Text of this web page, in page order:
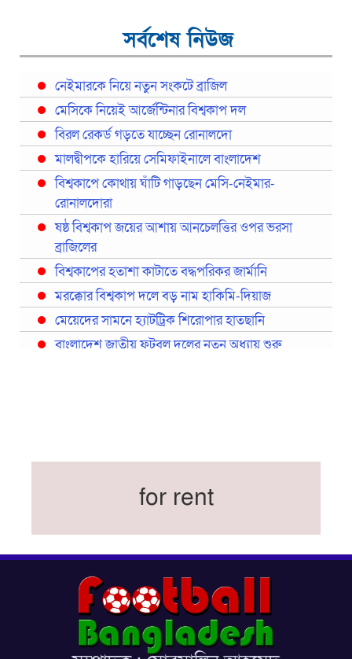
সর্বশেষ নিউজ
নেইমারকে নিয়ে নতুন সংকটে ব্রাজিল
মেসিকে নিয়েই আর্জেন্টিনার বিশ্বকাপ দল
বিরল রেকর্ড গড়তে যাচ্ছেন রোনালদো
মালদ্বীপকে হারিয়ে সেমিফাইনালে বাংলাদেশ
বিশ্বকাপে কোথায় ঘাঁটি গাড়ছেন মেসি-নেইমার-
রোনালদোরা
ষষ্ঠ বিশ্বকাপ জয়ের আশায় আনচেলত্তির ওপর ভরসা
ব্রাজিলের
বিশ্বকাপের হতাশা কাটাতে বদ্ধপরিকর জার্মানি
মরক্কোর বিশ্বকাপ দলে বড় নাম হাকিমি-দিয়াজ
মেয়েদের সামনে হ্যাটট্রিক শিরোপার হাতছানি
বাংলাদেশ জাতীয় ফুটবল দলের নতুন অধ্যায় শুরু
সরিয়ে নিয়েছে ইরান
বর্ষসেরা ক্রীড়াবিদ ও পপুলার চয়েজসহ ফুটবলার হামজা
ব্রাজিলের বিশ্বকাপ দলে নেইমার, জল্পনার অবসান
ইতিহাস গড়ার অপেক্ষায় রোনালদো!
ফেডারেশন কাপ: আজকের ফাইনাল বুধবার
কুল-বিএসপিএ অ্যাওয়ার্ডের সংক্ষিপ্ত তালিকায় হামজা-
ঋতুপর্ণা
for rent